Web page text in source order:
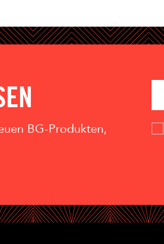
BG-Produkten,